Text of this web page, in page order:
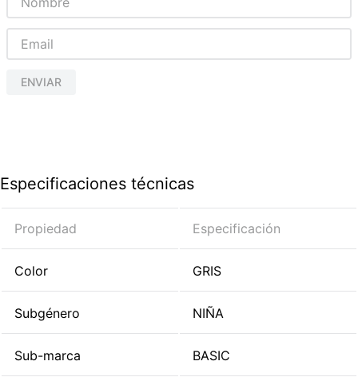
ENVIAR
Especificaciones técnicas
Propiedad Especificación
Color GRIS
Subgénero NIÑA
Sub-marca BASIC